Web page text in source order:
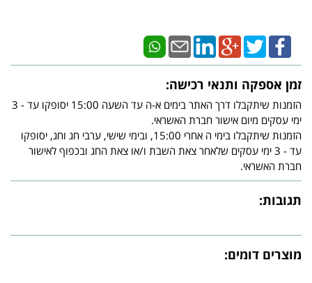
זמן אספקה ותנאי רכישה:
הזמנות שיתקבלו דרך האתר בימים א-ה עד השעה 15:00 יסופקו עד - 3
ימי עסקים מיום אישור חברת האשראי.
הזמנות שיתקבלו בימי ה אחרי 15:00, ובימי שישי, ערבי חג וחג, יסופקו
עד - 3 ימי עסקים שלאחר צאת השבת ו/או צאת החג ובכפוף לאישור
חברת האשראי.
תגובות:
מוצרים דומים: